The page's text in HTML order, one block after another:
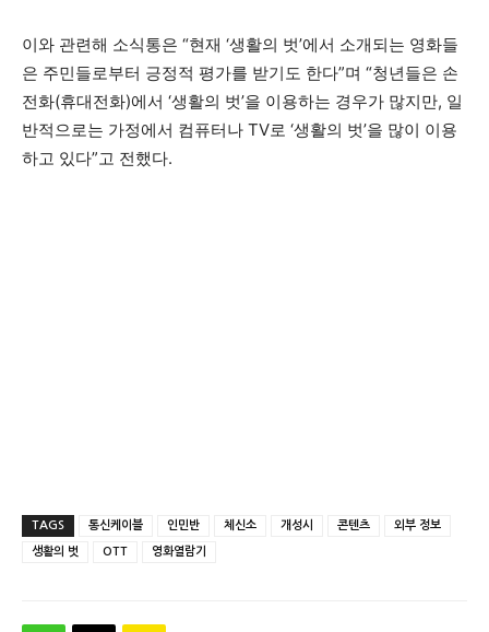
이와 관련해 소식통은 “현재 ‘생활의 벗’에서 소개되는 영화들
은 주민들로부터 긍정적 평가를 받기도 한다”며 “청년들은 손
전화(휴대전화)에서 ‘생활의 벗’을 이용하는 경우가 많지만, 일
반적으로는 가정에서 컴퓨터나 TV로 ‘생활의 벗’을 많이 이용
하고 있다”고 전했다.
TAGS 통신케이블 인민반 체신소 개성시 콘텐츠 외부 정보
생활의 벗 OTT 영화열람기